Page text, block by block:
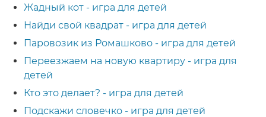
Жадный кот - игра для детей
Найди свой квадрат - игра для детей
Паровозик из Ромашково - игра для детей
Переезжаем на новую квартиру - игра для
детей
Кто это делает? - игра для детей
Подскажи словечко - игра для детей